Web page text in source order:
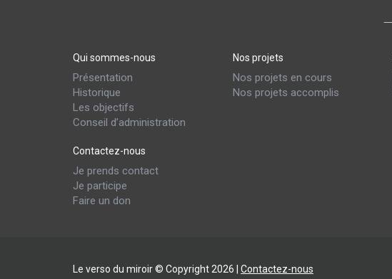
Qui sommes-nous
Présentation
Historique
Les objectifs
Conseil d’administration
Nos projets
Nos projets en cours
Nos projets accomplis
Contactez-nous
Je prends contact
Je participe
Faire un don
Le verso du miroir © Copyright 2026 | Contactez-nous